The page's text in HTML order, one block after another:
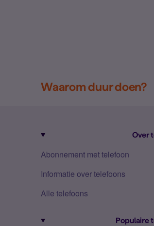
Waarom duur doen?
Over
Abonnement met telefoon
Informatie over telefoons
Alle telefoons
Populaire